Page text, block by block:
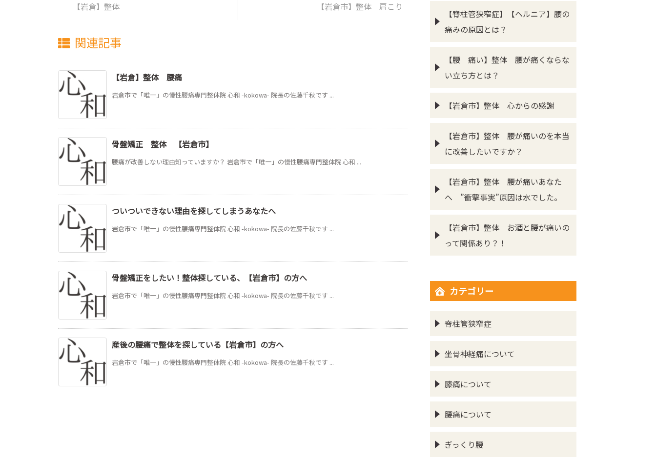
【岩倉市】整体 肩こり
【岩倉】整体
関連記事
【岩倉】整体 腰痛
岩倉市で「唯一」の慢性腰痛専門整体院 心和 -kokowa- 院長の佐藤千秋です ...
骨盤矯正 整体 【岩倉市】
腰痛が改善しない理由知っていますか？ 岩倉市で「唯一」の慢性腰痛専門整体院 心和 ...
ついついできない理由を探してしまうあなたへ
岩倉市で「唯一」の慢性腰痛専門整体院 心和 -kokowa- 院長の佐藤千秋です ...
骨盤矯正をしたい！整体探している、【岩倉市】の方へ
岩倉市で「唯一」の慢性腰痛専門整体院 心和 -kokowa- 院長の佐藤千秋です ...
産後の腰痛で整体を探している【岩倉市】の方へ
岩倉市で「唯一」の慢性腰痛専門整体院 心和 -kokowa- 院長の佐藤千秋です ...
【脊柱管狭窄症】【ヘルニア】腰の
痛みの原因とは？
【腰 痛い】整体 腰が痛くならな
い立ち方とは？
【岩倉市】整体 心からの感謝
【岩倉市】整体 腰が痛いのを本当
に改善したいですか？
【岩倉市】整体 腰が痛いあなた
へ ”衝撃事実”原因は水でした。
【岩倉市】整体 お酒と腰が痛いの
って関係あり？！
カテゴリー
脊柱管狭窄症
坐骨神経痛について
膝痛について
腰痛について
ぎっくり腰